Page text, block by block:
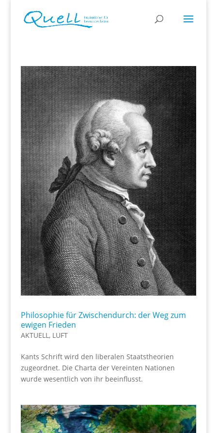
Philosophie für Zwischendurch: der Weg zum
ewigen Frieden
AKTUELL, LUFT
Kants Schrift wird den liberalen Staatstheorien
zugeordnet. Die Charta der Vereinten Nationen
wurde wesentlich von ihr beeinflusst.